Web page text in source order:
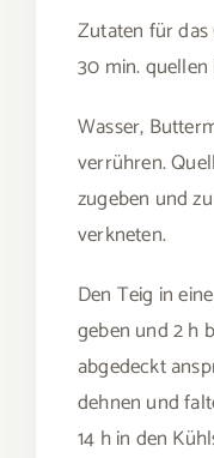
Zutaten für
30 min. quellen
Wasser,
verrühren.
zugeben und
verkneten.
Den Teig in
geben und 2 h
abgedeckt
dehnen und
14 h in den